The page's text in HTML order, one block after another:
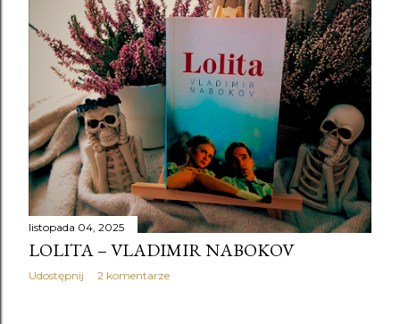
y
listopada 04, 2025
LOLITA – VLADIMIR NABOKOV
Udostępnij 2 komentarze